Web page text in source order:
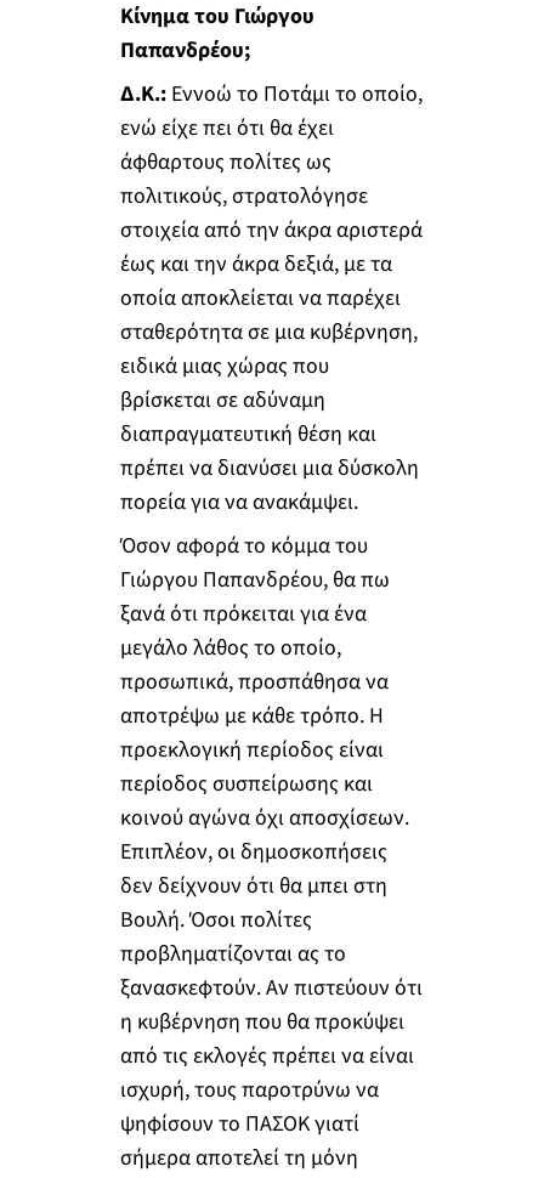
Κίνημα του Γιώργου
Παπανδρέου;
Δ.Κ.:Εννοώ το Ποτάμι το οποίο,
ενώ είχε πει ότι θα έχει
άφθαρτους πολίτες ως
πολιτικούς, στρατολόγησε
στοιχεία από την άκρα αριστερά
έως και την άκρα δεξιά, με τα
οποία αποκλείεται να παρέχει
σταθερότητα σε μια κυβέρνηση,
ειδικά μιας χώρας που
βρίσκεται σε αδύναμη
διαπραγματευτική θέση και
πρέπει να διανύσει μια δύσκολη
πορεία για να ανακάμψει.
Όσον αφορά το κόμμα του
Γιώργου Παπανδρέου, θα πω
ξανά ότι πρόκειται για ένα
μεγάλο λάθος το οποίο,
προσωπικά, προσπάθησα να
αποτρέψω με κάθε τρόπο. Η
προεκλογική περίοδος είναι
περίοδος συσπείρωσης και
κοινού αγώνα όχι αποσχίσεων.
Επιπλέον, οι δημοσκοπήσεις
δεν δείχνουν ότι θα μπει στη
Βουλή. Όσοι πολίτες
προβληματίζονται ας το
ξανασκεφτούν. Αν πιστεύουν ότι
η κυβέρνηση που θα προκύψει
από τις εκλογές πρέπει να είναι
ισχυρή, τους παροτρύνω να
ψηφίσουν το ΠΑΣΟΚ γιατί
σήμερα αποτελεί τη μόνη